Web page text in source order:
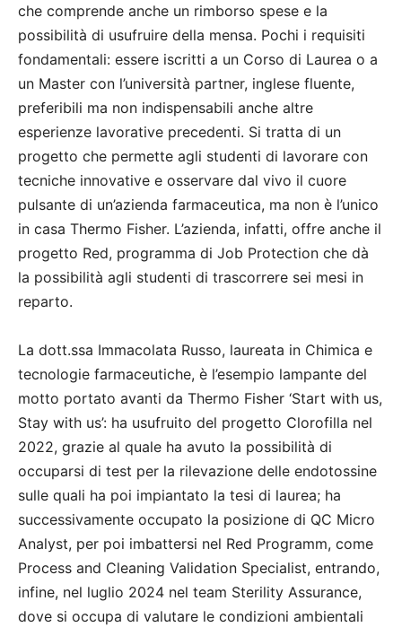
che comprende anche un rimborso spese e la
possibilità di usufruire della mensa. Pochi i requisiti
fondamentali: essere iscritti a un Corso di Laurea o a
un Master con l’università partner, inglese fluente,
preferibili ma non indispensabili anche altre
esperienze lavorative precedenti. Si tratta di un
progetto che permette agli studenti di lavorare con
tecniche innovative e osservare dal vivo il cuore
pulsante di un’azienda farmaceutica, ma non è l’unico
in casa Thermo Fisher. L’azienda, infatti, offre anche il
progetto Red, programma di Job Protection che dà
la possibilità agli studenti di trascorrere sei mesi in
reparto.
La dott.ssa Immacolata Russo, laureata in Chimica e
tecnologie farmaceutiche, è l’esempio lampante del
motto portato avanti da Thermo Fisher ‘Start with us,
Stay with us’: ha usufruito del progetto Clorofilla nel
2022, grazie al quale ha avuto la possibilità di
occuparsi di test per la rilevazione delle endotossine
sulle quali ha poi impiantato la tesi di laurea; ha
successivamente occupato la posizione di QC Micro
Analyst, per poi imbattersi nel Red Programm, come
Process and Cleaning Validation Specialist, entrando,
infine, nel luglio 2024 nel team Sterility Assurance,
dove si occupa di valutare le condizioni ambientali